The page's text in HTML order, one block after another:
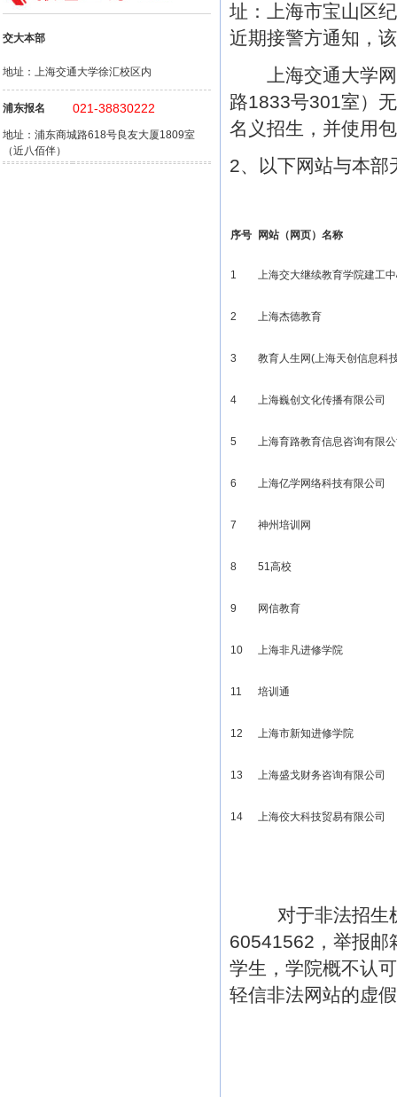
交大本部
地址：上海交通大学徐汇校区内
浦东报名 021-38830222
地址：浦东商城路618号良友大厦1809室
（近八佰伴）
址：上海市宝山区
近期接警方通知，
上海交通大学网
路1833号301室）
名义招生，并使用
2、以下网站与本部
序号 网站（网页）名称
1 上海交大继续教育学院建工
2 上海杰德教育
3 教育人生网(上海天创信息科
4 上海巍创文化传播有限公司
5 上海育路教育信息咨询有限
6 上海亿学网络科技有限公司
7 神州培训网
8 51高校
9 网信教育
10 上海非凡进修学院
11 培训通
12 上海市新知进修学院
13 上海盛戈财务咨询有限公司
14 上海佼大科技贸易有限公司
对于非法招生机
60541562，举报邮
学生，学院概不认
轻信非法网站的虚